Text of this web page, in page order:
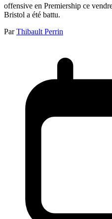
offensive en Premiership ce
Bristol a été battu.
Par Thibault Perrin